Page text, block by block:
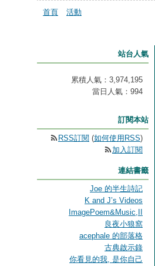
首頁 活動
站台人氣
累積人氣： 3,974,195
當日人氣： 994
訂閱本站
RSS訂閱 (如何使用RSS)
加入訂閱
連結書籤
Joe 的半生詩記
K and J’s Videos
ImagePoem&Music,II
良夜小狼窩
acephale 的部落格
古典啟示錄
你看見的我, 是你自己